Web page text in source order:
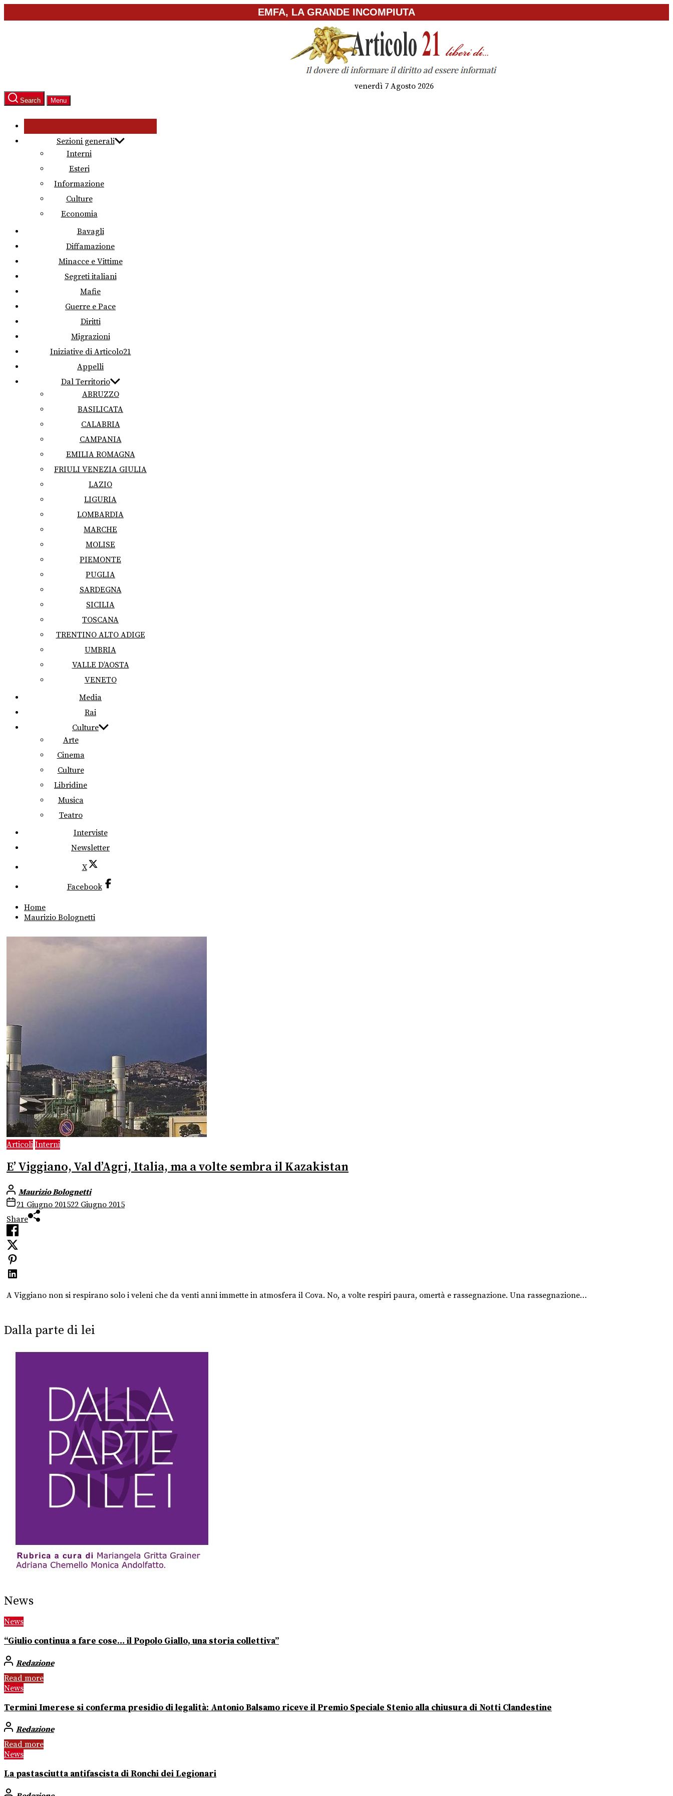
to
EMFA, LA GRANDE INCOMPIUTA
venerdì 7 Agosto 2026
Search Menu
Sezioni generali
Interni
Esteri
Informazione
Culture
Economia
Bavagli
Diffamazione
Minacce e Vittime
Segreti italiani
Mafie
Guerre e Pace
Diritti
Migrazioni
Iniziative di Articolo21
Appelli
Dal Territorio
ABRUZZO
BASILICATA
CALABRIA
CAMPANIA
EMILIA ROMAGNA
FRIULI VENEZIA GIULIA
LAZIO
LIGURIA
LOMBARDIA
MARCHE
MOLISE
PIEMONTE
PUGLIA
SARDEGNA
SICILIA
TOSCANA
TRENTINO ALTO ADIGE
UMBRIA
VALLE D’AOSTA
VENETO
Media
Rai
Culture
Arte
Cinema
Culture
Libridine
Musica
Teatro
Interviste
Newsletter
X
Facebook
Home
Maurizio Bolognetti
Articoli Interni
E’ Viggiano, Val d’Agri, Italia, ma a volte sembra il Kazakistan
Maurizio Bolognetti
21 Giugno 201522 Giugno 2015
Share
A Viggiano non si respirano solo i veleni che da venti anni immette in atmosfera il Cova. No, a volte respiri paura, omertà e rassegnazione. Una rassegnazione…
Dalla parte di lei
News
News
“Giulio continua a fare cose… il Popolo Giallo, una storia collettiva”
Redazione
Read more
News
Termini Imerese si conferma presidio di legalità: Antonio Balsamo riceve il Premio Speciale Stenio alla chiusura di Notti Clandestine
Redazione
Read more
News
La pastasciutta antifascista di Ronchi dei Legionari